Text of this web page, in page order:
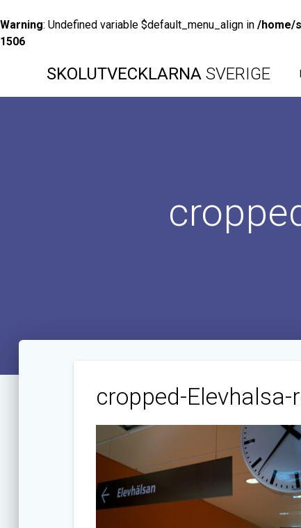
Warning: Undefined variable $default_menu_align in /home/
1506
SKOLUTVECKLARNA SVERIGE
cropped-